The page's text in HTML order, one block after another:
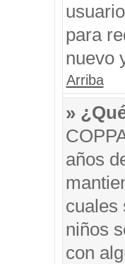
para
nuevo
Arriba
»
años
cuales
niños
con